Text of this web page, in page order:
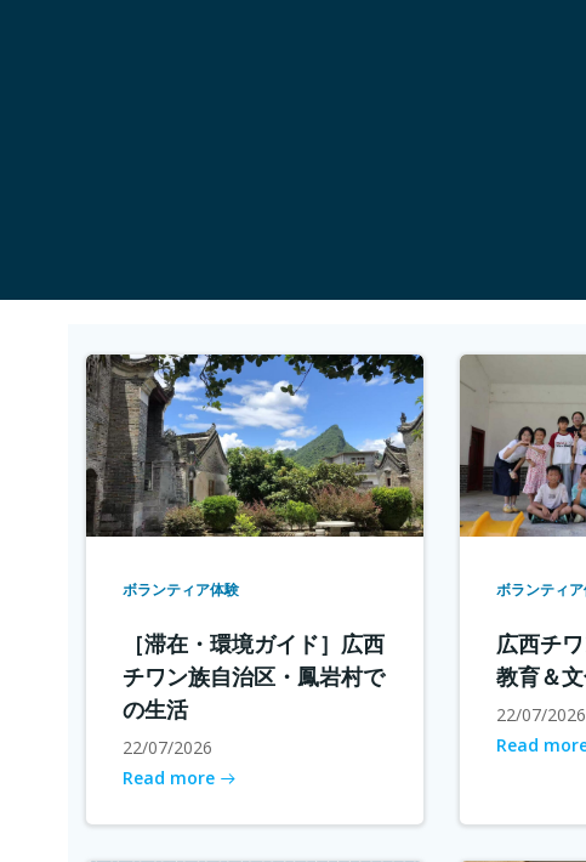
ボランティア体験
［滞在・環境ガイド］広西
チワン族自治区・鳳岩村で
の生活
22/07/2026
Read more
ボランティ
広西チ
教育＆
22/07/2026
Read